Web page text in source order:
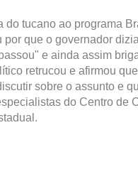
do tucano ao programa
por que o governador
e ainda assim
retrucou e afirmou
sobre o assunto e
do Centro de